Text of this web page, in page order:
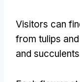
Visitors can
from tulips
and succulents